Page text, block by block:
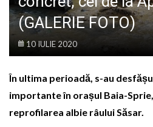
(GALERIE FOTO)
10 IULIE 2020
În ultima perioadă, s-au
importante în orașul Baia-
reprofilarea albie râului Săsar.